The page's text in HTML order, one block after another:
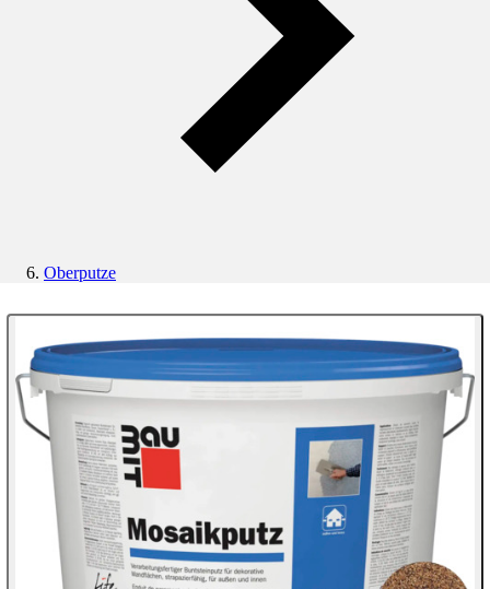
Oberputze